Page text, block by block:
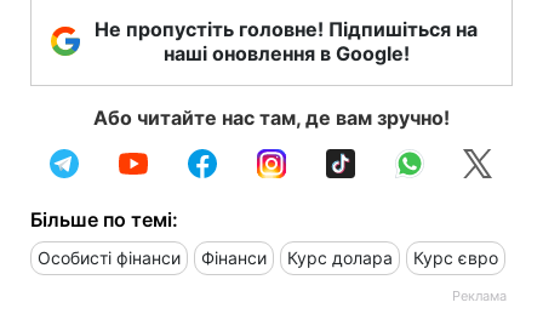
Не пропустіть головне! Підпишіться на
наші оновлення в Google!
Або читайте нас там, де вам зручно!
Більше по темі:
Особисті фінанси Фінанси Курс долара Курс євро